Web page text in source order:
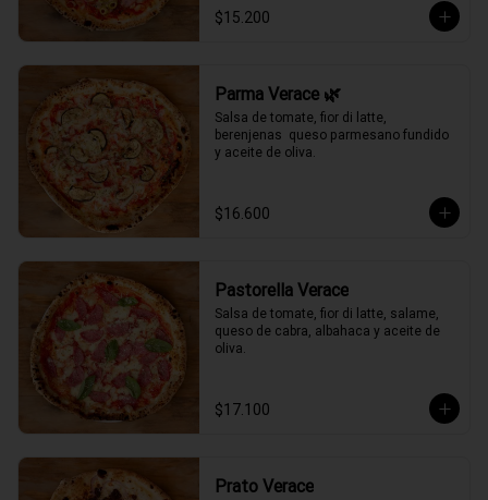
$15.200
Parma Verace 🌿
Salsa de tomate, fior di latte,
berenjenas  queso parmesano fundido
y aceite de oliva.
$16.600
Pastorella Verace
Salsa de tomate, fior di latte, salame,
queso de cabra, albahaca y aceite de
oliva.
$17.100
Prato Verace